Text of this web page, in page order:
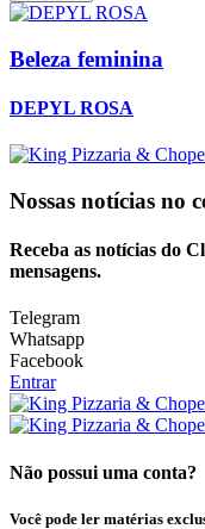
Beleza feminina
DEPYL ROSA
Nossas notícias no
Receba as notícias do
mensagens.
Telegram
Whatsapp
Facebook
Entrar
Não possui uma conta?
Você pode ler matérias